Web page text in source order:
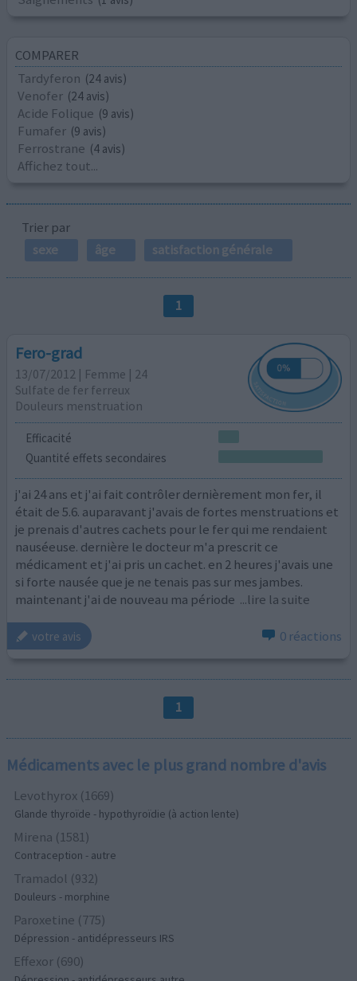
COMPARER
Tardyferon (24 avis)
Venofer (24 avis)
Acide Folique (9 avis)
Fumafer (9 avis)
Ferrostrane (4 avis)
Affichez tout...
Trier par
sexe
âge satisfaction générale
1
Fero-grad
13/07/2012 | Femme | 24
Sulfate de fer ferreux
Douleurs menstruation
Efficacité
Quantité effets secondaires
j'ai 24 ans et j'ai fait contrôler dernièrement mon fer, il
était de 5.6. auparavant j'avais de fortes menstruations et
je prenais d'autres cachets pour le fer qui me rendaient
nauséeuse. dernière le docteur m'a prescrit ce
médicament et j'ai pris un cachet. en 2 heures j'avais une
si forte nausée que je ne tenais pas sur mes jambes.
maintenant j'ai de nouveau ma période ...lire la suite
votre avis 0 réactions
1
Médicaments avec le plus grand nombre d'avis
Levothyrox (1669)
Glande thyroïde - hypothyroïdie (à action lente)
Mirena (1581)
Contraception - autre
Tramadol (932)
Douleurs - morphine
Paroxetine (775)
Dépression - antidépresseurs IRS
Effexor (690)